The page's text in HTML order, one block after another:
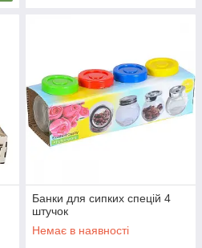
Банки для сипких спецій 4
штучок
Немає в наявності